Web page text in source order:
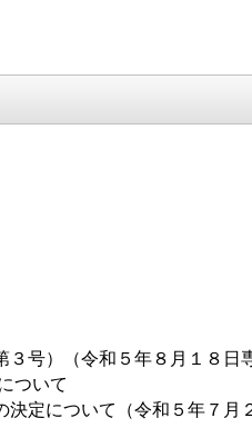
号）（令和５年８月１８日
ついて
定について（令和５年７月